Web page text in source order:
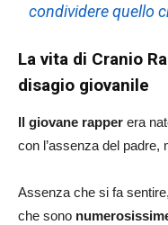
condividere quello
La vita di Cranio
disagio giovanile
Il giovane rapper era
con l’assenza del padre,
Assenza che si fa
che sono